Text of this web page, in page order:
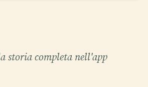
storia completa nell'app